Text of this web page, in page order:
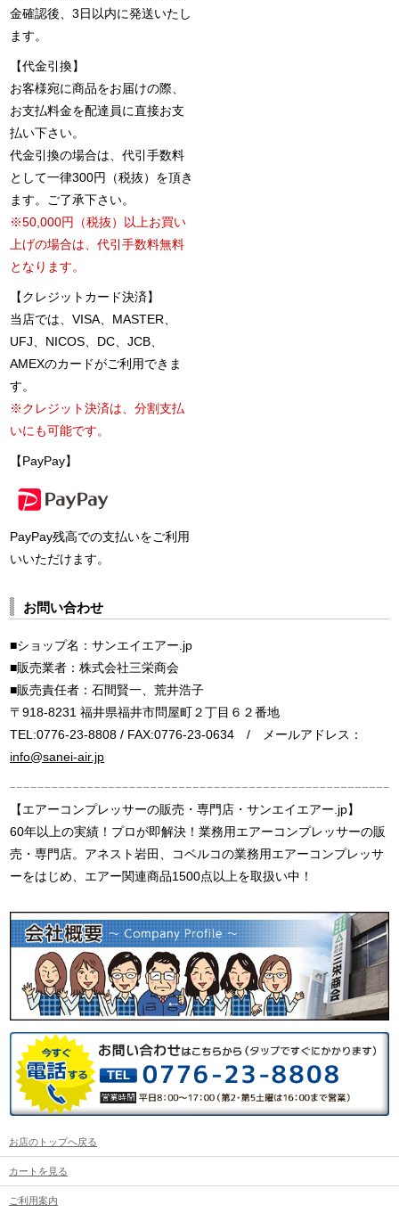
金確認後、3日以内に発送いたし
ます。
【代金引換】
お客様宛に商品をお届けの際、
お支払料金を配達員に直接お支
払い下さい。
代金引換の場合は、代引手数料
として一律300円（税抜）を頂き
ます。ご了承下さい。
※50,000円（税抜）以上お買い
上げの場合は、代引手数料無料
となります。
【クレジットカード決済】
当店では、VISA、MASTER、
UFJ、NICOS、DC、JCB、
AMEXのカードがご利用できま
す。
※クレジット決済は、分割支払
いにも可能です。
【PayPay】
PayPay残高での支払いをご利用
いいただけます。
お問い合わせ
■ショップ名：サンエイエアー.jp
■販売業者：株式会社三栄商会
■販売責任者：石間賢一、荒井浩子
〒918-8231 福井県福井市問屋町２丁目６２番地
TEL:0776-23-8808 / FAX:0776-23-0634 / メールアドレス：
info@sanei-air.jp
【エアーコンプレッサーの販売・専門店・サンエイエアー.jp】
60年以上の実績！プロが即解決！業務用エアーコンプレッサーの販
売・専門店。アネスト岩田、コベルコの業務用エアーコンプレッサ
ーをはじめ、エアー関連商品1500点以上を取扱い中！
お店のトップへ戻る
カートを見る
ご利用案内